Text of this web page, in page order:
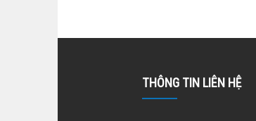
THÔNG TIN LIÊN HỆ